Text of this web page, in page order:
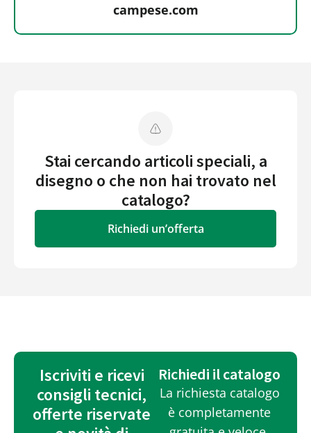
campese.com
Stai cercando articoli speciali, a
disegno o che non hai trovato nel
catalogo?
Richiedi un’offerta
Iscriviti e ricevi
consigli tecnici,
offerte riservate
Richiedi il catalogo
La richiesta catalogo
è completamente